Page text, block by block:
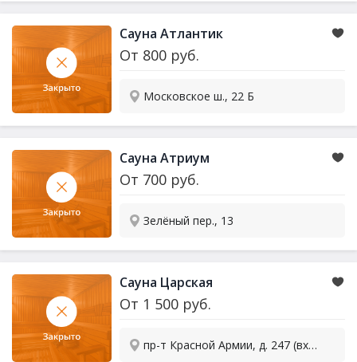
Сауна Атлантик
От 800 руб.
Московское ш., 22 Б
Сауна Атриум
От 700 руб.
Зелёный пер., 13
Сауна Царская
От 1 500 руб.
пр-т Красной Армии, д. 247 (вход со двора)